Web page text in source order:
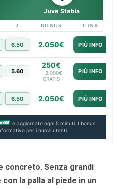
Juve Stabia
2 BONUS LINK
6.50 2.050€ PIÙ INFO
5.60
250€
+ 2.000€
GRATIS
PIÙ INFO
6.50 2.050€ PIÙ INFO
e aggiornate ogni 5 minuti. I bonus
per i nuovi utenti.
concreto. Senza grandi
la palla al piede in un